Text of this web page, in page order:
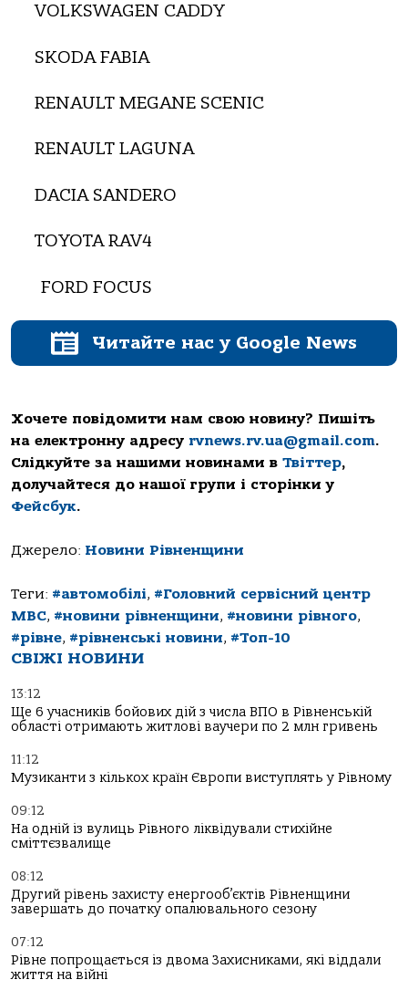
VOLKSWAGEN CADDY
SKODA FABIA
RENAULT MEGANE SCENIC
RENAULT LAGUNA
DACIA SANDERO
ТOYOTA RAV4
FORD FOCUS
Читайте нас у Google News
Хочете повідомити нам свою новину? Пишіть
на електронну адресу rvnews.rv.ua@gmail.com.
Слідкуйте за нашими новинами в Твіттер,
долучайтеся до нашої групи і сторінки у
Фейсбук.
Джерело: Новини Рівненщини
Теги: #автомобілі, #Головний сервісний центр
МВС, #новини рівненщини, #новини рівного,
#рівне, #рівненські новини, #Топ-10
СВІЖІ НОВИНИ
13:12
Ще 6 учасників бойових дій з числа ВПО в Рівненській
області отримають житлові ваучери по 2 млн гривень
11:12
Музиканти з кількох країн Європи виступлять у Рівному
09:12
На одній із вулиць Рівного ліквідували стихійне
сміттєзвалище
08:12
Другий рівень захисту енергооб’єктів Рівненщини
завершать до початку опалювального сезону
07:12
Рівне попрощається із двома Захисниками, які віддали
життя на війні